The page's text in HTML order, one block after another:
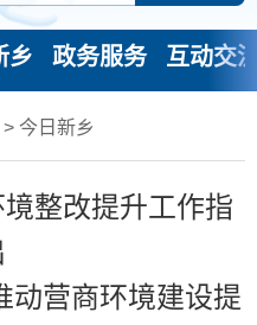
乡 政务服务 互动交
> 今日新乡
整改提升工作指
动营商环境建设提